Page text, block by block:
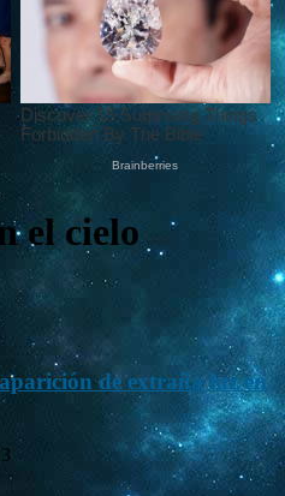
el cielo
de extraña luz en